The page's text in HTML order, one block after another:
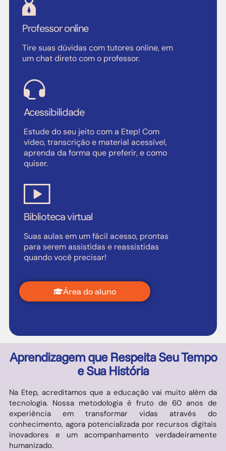
Professor online
Tire suas dúvidas com tutores online, em
um chat direto com o professor.
Acessibilidade
Estude do seu jeito com a Etep! Com
vídeo, transcrição e material acessível,
aprenda da forma que preferir, e como
quiser.
Biblioteca virtual
Suas aulas em um fácil acesso, prontas
para serem assistidas e reassistidas
quando você precisar!
Área do aluno
Aprendizagem que Respeita Seu Tempo
e Sua História
Na Etep, acreditamos que a educação vai muito além da
tecnologia. Nossa metodologia é fruto de 60 anos de
experiência em transformar vidas através do
conhecimento, agora potencializada por recursos digitais
inovadores e um acompanhamento verdadeiramente
humanizado.